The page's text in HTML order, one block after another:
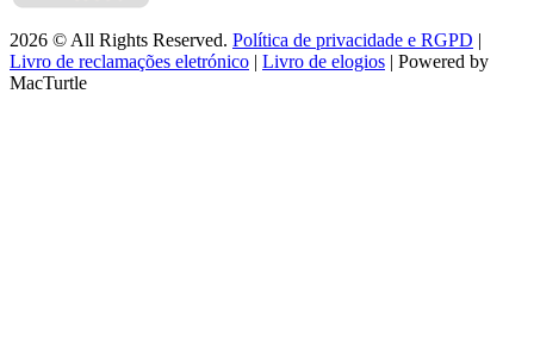
2026 © All Rights Reserved. Política de privacidade e RGPD |
Livro de reclamações eletrónico | Livro de elogios | Powered by
MacTurtle